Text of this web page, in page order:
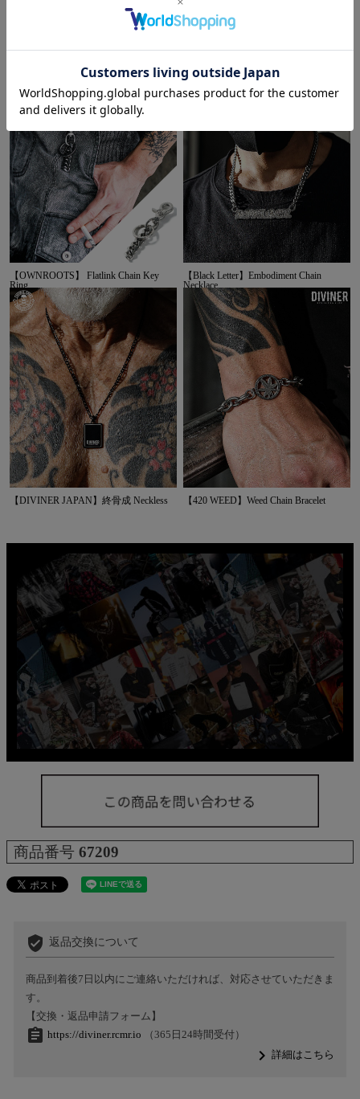
【OWN ROOTS】Flatlink Chain
【OWN ROOTS】Flatlink Chain
【OWNROOTS】 Flatlink Chain Key
Ring
【Black Letter】Embodiment Chain
Necklace
【DIVINER JAPAN】終骨成 Neckless 【420 WEED】Weed Chain Bracelet
商品番号 67209
verified_user 返品交換について
商品到着後7日以内にご連絡いただければ、対応させていただきま
す。
【交換・返品申請フォーム】
assignment https://diviner.rcmr.io （365日24時間受付）
navigate_next詳細はこちら